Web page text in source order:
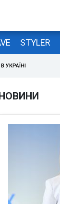
STYLER
УКРАЇНІ